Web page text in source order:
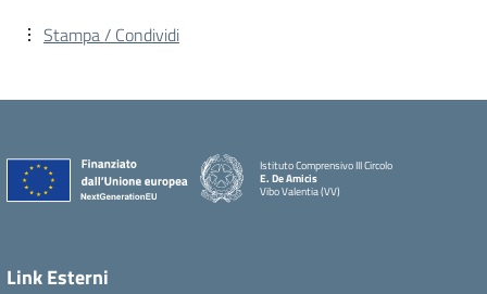
Stampa / Condividi
Istituto Comprensivo III Circolo
E. De Amicis
Vibo Valentia (VV)
Link Esterni